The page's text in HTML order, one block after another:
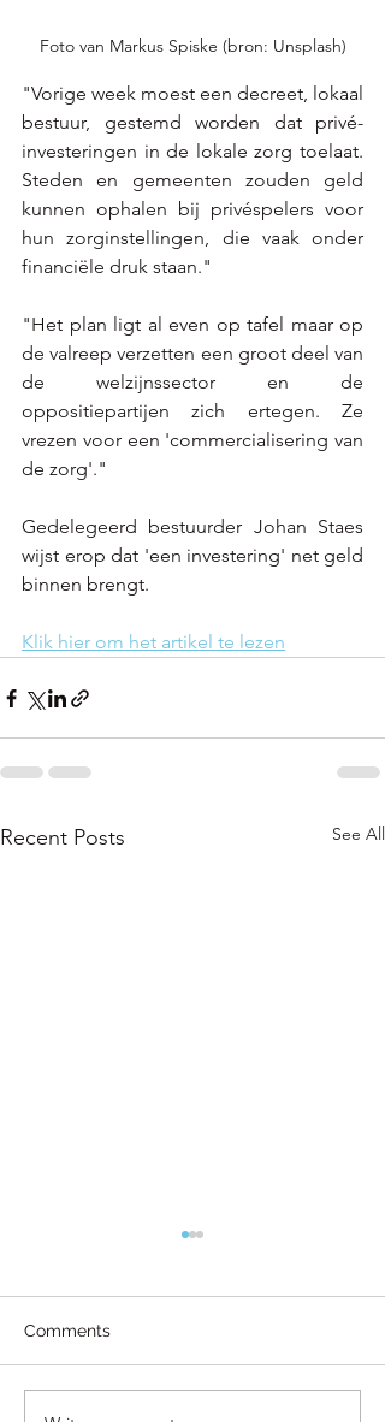
Foto van Markus Spiske (bron: Unsplash)
"Vorige week moest een decreet, lokaal
bestuur, gestemd worden dat privé-
investeringen in de lokale zorg toelaat.
Steden en gemeenten zouden geld
kunnen ophalen bij privéspelers voor
hun zorginstellingen, die vaak onder
financiële druk staan."
"Het plan ligt al even op tafel maar op
de valreep verzetten een groot deel van
de welzijnssector en de
oppositiepartijen zich ertegen. Ze
vrezen voor een 'commercialisering van
de zorg'."
Gedelegeerd bestuurder Johan Staes
wijst erop dat 'een investering' net geld
binnen brengt.
Klik hier om het artikel te lezen
Recent Posts See All
Comments